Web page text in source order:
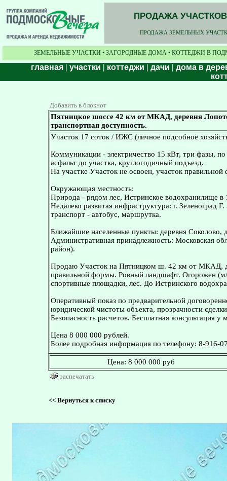
ПРОДАЖА
ПРОДАЖА ЗЕМЕЛЬНЫХ
ЗЕМЕЛЬНЫЕ УЧАСТКИ • ЗАГОРОДНЫЕ ДОМА • КОТТЕДЖИ В
главная | участки | коттеджи | дачи | дома в
Добавить в блокнот
Пятницкое шоссе 42 км от МКАД, деревня
транспортная доступность.
Участок 17 соток / ИЖС (личное подсобное
Коммуникации - электричество 15 кВт, три фазы, по
асфальт до участка, круглогодичный подъезд.
На участке Участок не освоен, участок
Окружающая местность:
Природа - рядом лес, Истринское водохранилище в
Недалеко развитая инфраструктура: г. Зеленоград
транспорт - автобус, маршрутка.
Ближайшие населенные пункты: деревня Соколово,
Административная принадлежность: Московская
район).
Продаю Участок на Пятницком ш. 42 км от МКАД,
правильной формы. Ровный ландшафт. Огорожен (м/
спортивные площадки, лес. До Истринского
Оперативный показ по предварительной
юридической чистоты объекта, прозрачности
Безопасность расчетов. Бесплатная консультация
Цена 8 000 000 рублей.
Более подробная информация по телефону: 8-916-
Цена: 8 000 000 руб
распечатать
<<Вернуться к списку